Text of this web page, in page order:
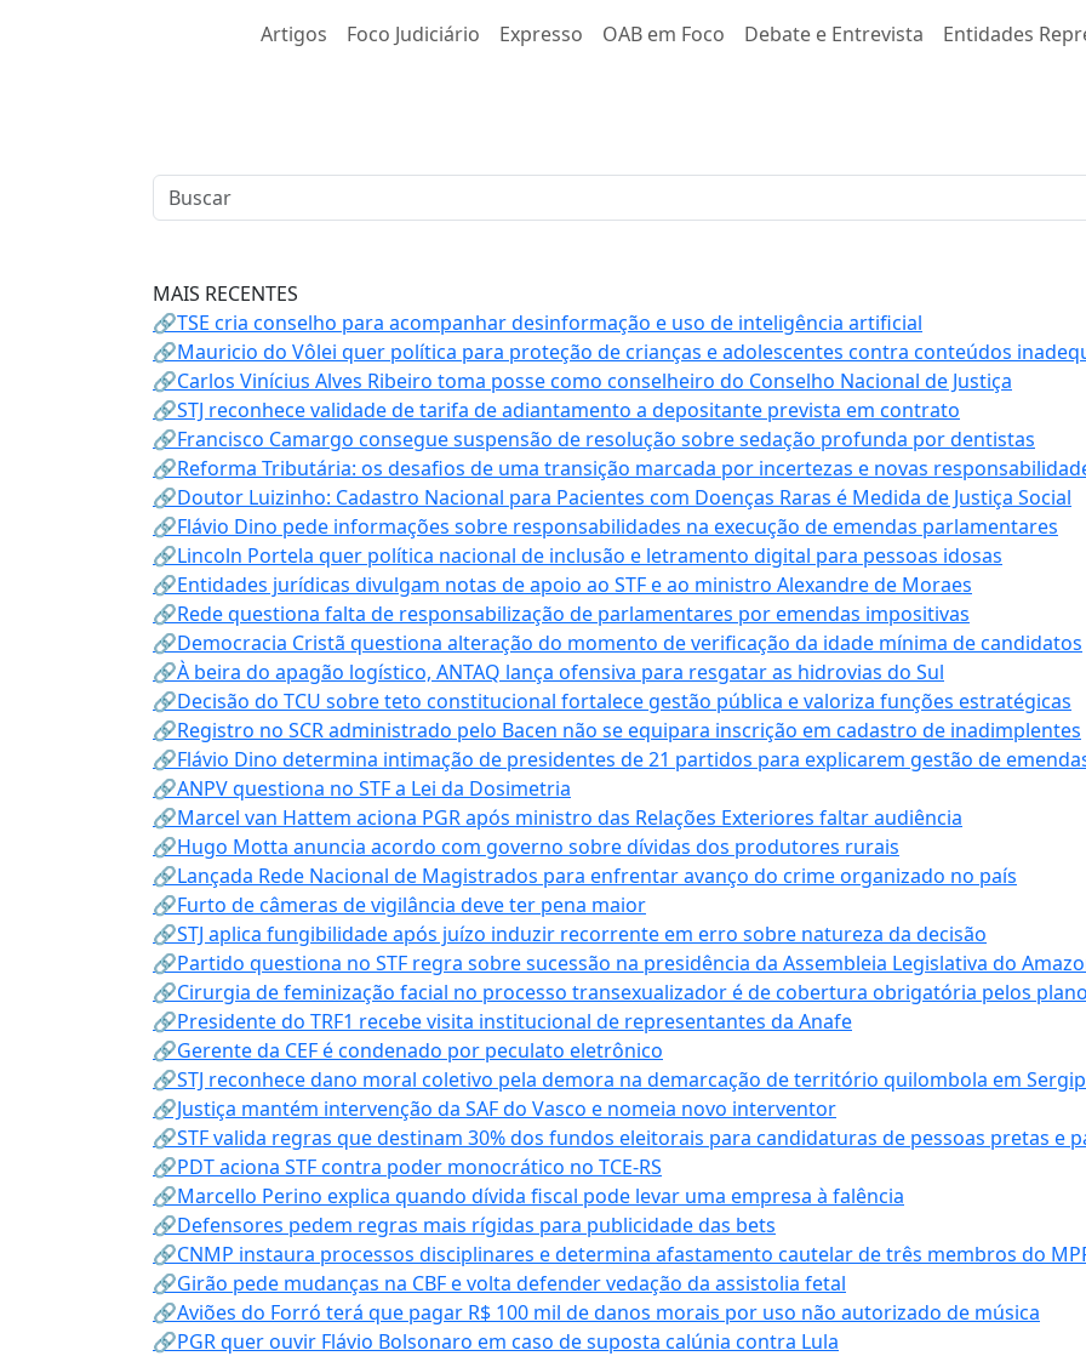
Artigos Foco Judiciário Expresso OAB em Foco Debate e Entrevista Entidades
MAIS RECENTES
🔗TSE cria conselho para acompanhar desinformação e uso de inteligência artificial
🔗Mauricio do Vôlei quer política para proteção de crianças e adolescentes contra conteúdos
🔗Carlos Vinícius Alves Ribeiro toma posse como conselheiro do Conselho Nacional de Justiça
🔗STJ reconhece validade de tarifa de adiantamento a depositante prevista em contrato
🔗Francisco Camargo consegue suspensão de resolução sobre sedação profunda por dentistas
🔗Reforma Tributária: os desafios de uma transição marcada por incertezas e novas
🔗Doutor Luizinho: Cadastro Nacional para Pacientes com Doenças Raras é Medida de Justiça Social
🔗Flávio Dino pede informações sobre responsabilidades na execução de emendas parlamentares
🔗Lincoln Portela quer política nacional de inclusão e letramento digital para pessoas idosas
🔗Entidades jurídicas divulgam notas de apoio ao STF e ao ministro Alexandre de Moraes
🔗Rede questiona falta de responsabilização de parlamentares por emendas impositivas
🔗Democracia Cristã questiona alteração do momento de verificação da idade mínima de candidatos
🔗À beira do apagão logístico, ANTAQ lança ofensiva para resgatar as hidrovias do Sul
🔗Decisão do TCU sobre teto constitucional fortalece gestão pública e valoriza funções estratégicas
🔗Registro no SCR administrado pelo Bacen não se equipara inscrição em cadastro de inadimplentes
🔗Flávio Dino determina intimação de presidentes de 21 partidos para explicarem gestão de
🔗ANPV questiona no STF a Lei da Dosimetria
🔗Marcel van Hattem aciona PGR após ministro das Relações Exteriores faltar audiência
🔗Hugo Motta anuncia acordo com governo sobre dívidas dos produtores rurais
🔗Lançada Rede Nacional de Magistrados para enfrentar avanço do crime organizado no país
🔗Furto de câmeras de vigilância deve ter pena maior
🔗STJ aplica fungibilidade após juízo induzir recorrente em erro sobre natureza da decisão
🔗Partido questiona no STF regra sobre sucessão na presidência da Assembleia Legislativa do
🔗Cirurgia de feminização facial no processo transexualizador é de cobertura obrigatória pelos
🔗Presidente do TRF1 recebe visita institucional de representantes da Anafe
🔗Gerente da CEF é condenado por peculato eletrônico
🔗STJ reconhece dano moral coletivo pela demora na demarcação de território quilombola em
🔗Justiça mantém intervenção da SAF do Vasco e nomeia novo interventor
🔗STF valida regras que destinam 30% dos fundos eleitorais para candidaturas de pessoas pretas e
🔗PDT aciona STF contra poder monocrático no TCE-RS
🔗Marcello Perino explica quando dívida fiscal pode levar uma empresa à falência
🔗Defensores pedem regras mais rígidas para publicidade das bets
🔗CNMP instaura processos disciplinares e determina afastamento cautelar de três membros do
🔗Girão pede mudanças na CBF e volta defender vedação da assistolia fetal
🔗Aviões do Forró terá que pagar R$ 100 mil de danos morais por uso não autorizado de música
🔗PGR quer ouvir Flávio Bolsonaro em caso de suposta calúnia contra Lula